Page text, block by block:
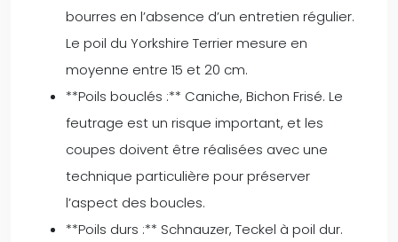
bourres en l’absence d’un entretien régulier.
Le poil du Yorkshire Terrier mesure en
moyenne entre 15 et 20 cm.
**Poils bouclés :** Caniche, Bichon Frisé. Le
feutrage est un risque important, et les
coupes doivent être réalisées avec une
technique particulière pour préserver
l’aspect des boucles.
**Poils durs :** Schnauzer, Teckel à poil dur.